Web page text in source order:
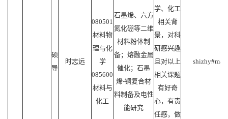
硕
导
时志远
080501
材料物
理与化
学
085600
材料与
化工
石墨烯、六方
氮化硼等二维
材料粉体制
备；熔融金属
催化；石墨
烯-铜复合材
料制备及电性
能研究
学、化工
相关背
景，对科
研感兴趣
且对以上
相关课题
有好奇
心，有责
任感，做